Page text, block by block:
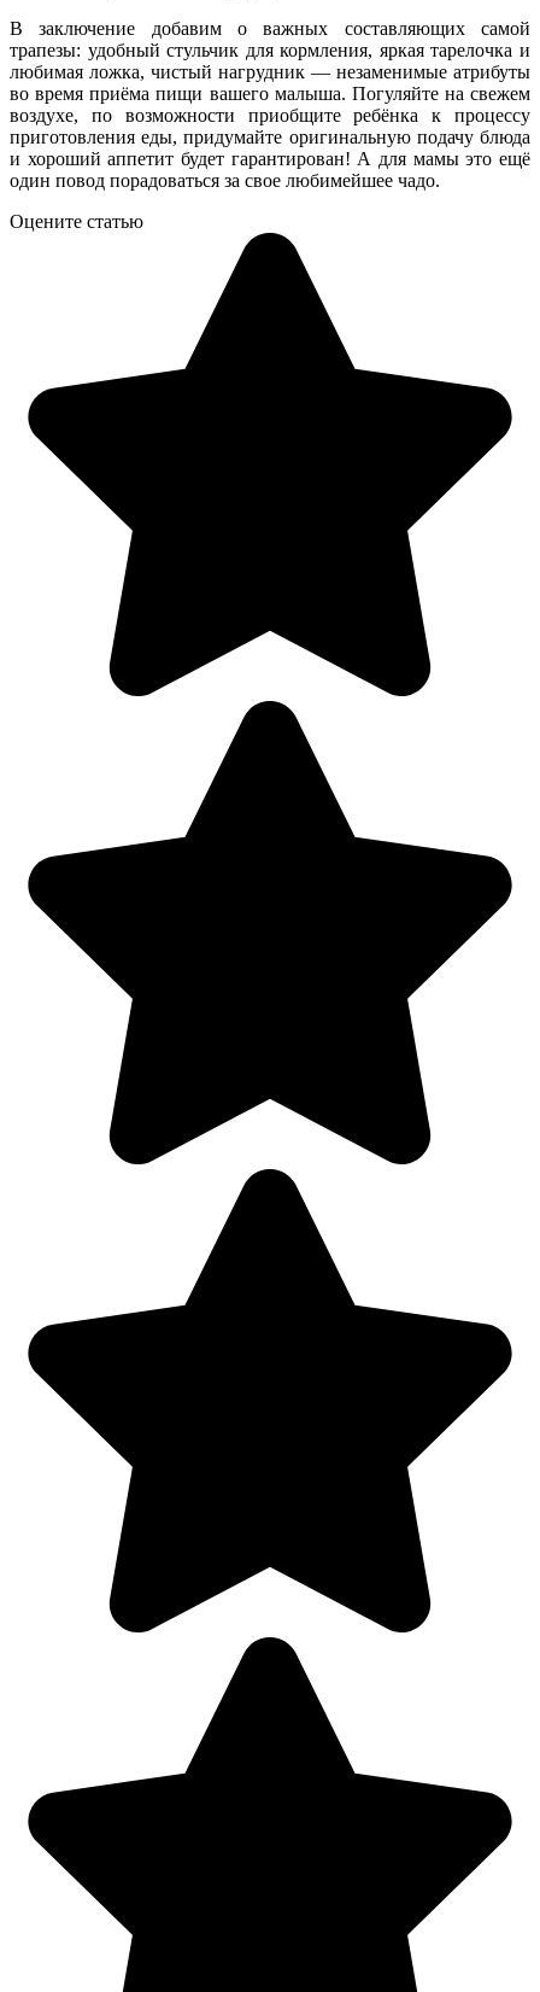
В заключение добавим о важных составляющих самой
трапезы: удобный стульчик для кормления, яркая тарелочка и
любимая ложка, чистый нагрудник — незаменимые атрибуты
во время приёма пищи вашего малыша. Погуляйте на свежем
воздухе, по возможности приобщите ребёнка к процессу
приготовления еды, придумайте оригинальную подачу блюда
и хороший аппетит будет гарантирован! А для мамы это ещё
один повод порадоваться за свое любимейшее чадо.
Оцените статью